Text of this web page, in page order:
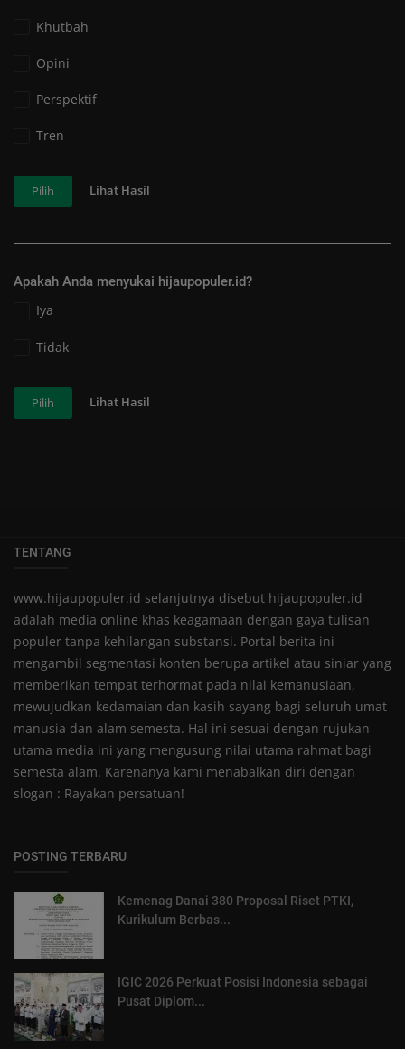
Khutbah
Opini
Perspektif
Tren
Pilih Lihat Hasil
Apakah Anda menyukai hijaupopuler.id?
Iya
Tidak
Pilih Lihat Hasil
TENTANG
www.hijaupopuler.id selanjutnya disebut hijaupopuler.id
adalah media online khas keagamaan dengan gaya tulisan
populer tanpa kehilangan substansi. Portal berita ini
mengambil segmentasi konten berupa artikel atau siniar yang
memberikan tempat terhormat pada nilai kemanusiaan,
mewujudkan kedamaian dan kasih sayang bagi seluruh umat
manusia dan alam semesta. Hal ini sesuai dengan rujukan
utama media ini yang mengusung nilai utama rahmat bagi
semesta alam. Karenanya kami menabalkan diri dengan
slogan : Rayakan persatuan!
POSTING TERBARU
Kemenag Danai 380 Proposal Riset PTKI,
Kurikulum Berbas...
IGIC 2026 Perkuat Posisi Indonesia sebagai
Pusat Diplom...